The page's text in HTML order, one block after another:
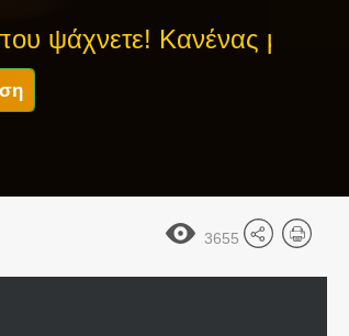
Κανένας μύθος δεν
3655